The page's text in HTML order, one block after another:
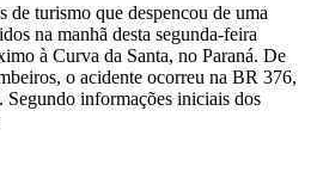
turismo que despencou de uma
na manhã desta segunda-feira
à Curva da Santa, no Paraná. De
o acidente ocorreu na BR 376,
informações iniciais dos